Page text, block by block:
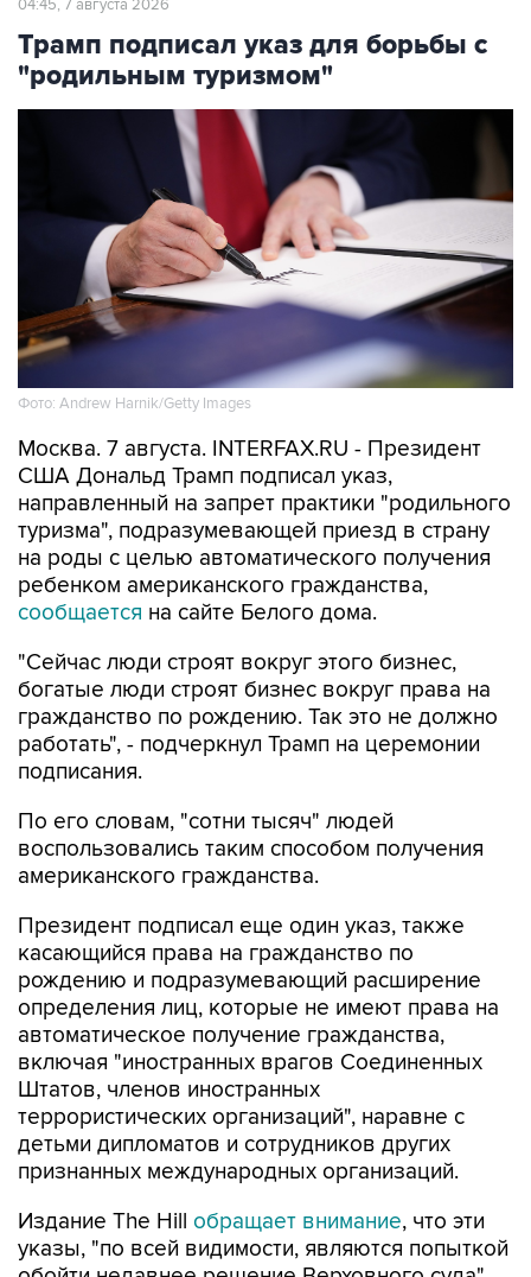
04:45, 7 августа 2026
Трамп подписал указ для борьбы с
"родильным туризмом"
Фото: Andrew Harnik/Getty Images
Москва. 7 августа. INTERFAX.RU - Президент
США Дональд Трамп подписал указ,
направленный на запрет практики "родильного
туризма", подразумевающей приезд в страну
на роды с целью автоматического получения
ребенком американского гражданства,
сообщается на сайте Белого дома.
"Сейчас люди строят вокруг этого бизнес,
богатые люди строят бизнес вокруг права на
гражданство по рождению. Так это не должно
работать", - подчеркнул Трамп на церемонии
подписания.
По его словам, "сотни тысяч" людей
воспользовались таким способом получения
американского гражданства.
Президент подписал еще один указ, также
касающийся права на гражданство по
рождению и подразумевающий расширение
определения лиц, которые не имеют права на
автоматическое получение гражданства,
включая "иностранных врагов Соединенных
Штатов, членов иностранных
террористических организаций", наравне с
детьми дипломатов и сотрудников других
признанных международных организаций.
Издание The Hill обращает внимание, что эти
указы, "по всей видимости, являются попыткой